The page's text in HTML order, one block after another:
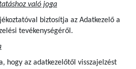
való joga
biztosítja az Adatkezelő a
tevékenységéről.
hogy az adatkezelőtől visszajelzést